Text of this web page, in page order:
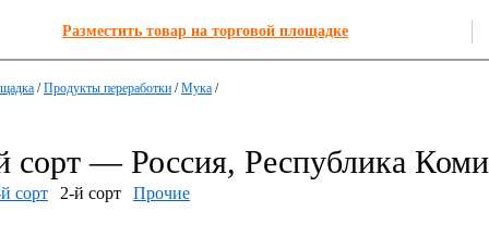
Разместить товар на торговой площадке
/Продукты переработки /Мука /
сорт — Россия, Республика
сорт 2-й сорт Прочие